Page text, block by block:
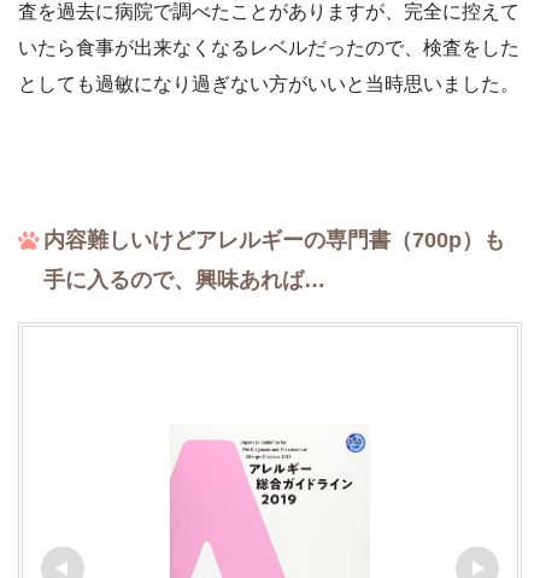
査を過去に病院で調べたことがありますが、完全に控えて
いたら食事が出来なくなるレベルだったので、検査をした
としても過敏になり過ぎない方がいいと当時思いました。
内容難しいけどアレルギーの専門書（700p）も
手に入るので、興味あれば…